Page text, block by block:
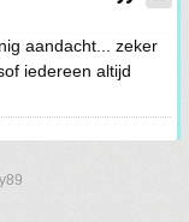
aandacht... zeker
iedereen altijd